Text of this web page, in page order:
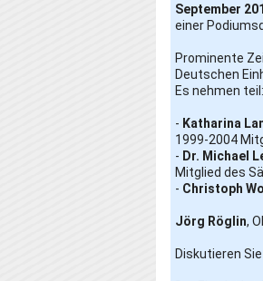
September
einer
Prominente
Deutschen
Es nehmen teil:
- Katharina
1999-2004
- Dr. Michael
Mitglied des
- Christoph
Jörg Röglin,
Diskutieren